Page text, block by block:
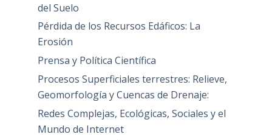
del Suelo
Pérdida de los Recursos Edáficos: La
Erosión
Prensa y Política Científica
Procesos Superficiales terrestres: Relieve,
Geomorfología y Cuencas de Drenaje:
Redes Complejas, Ecológicas, Sociales y el
Mundo de Internet